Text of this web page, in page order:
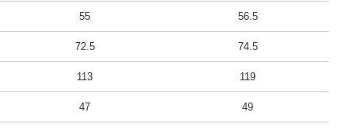
55 56.5
72.5 74.5
113 119
47 49